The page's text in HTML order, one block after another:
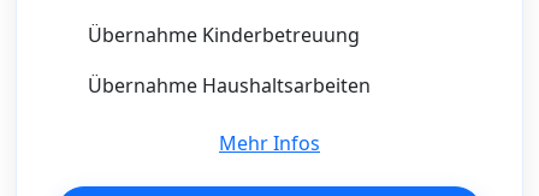
Übernahme Kinderbetreuung
Übernahme Haushaltsarbeiten
Mehr Infos